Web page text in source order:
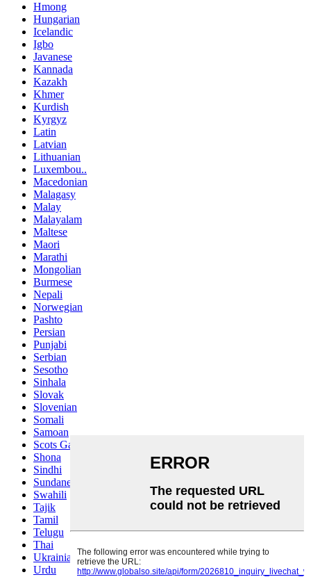
Hmong
Hungarian
Icelandic
Igbo
Javanese
Kannada
Kazakh
Khmer
Kurdish
Kyrgyz
Latin
Latvian
Lithuanian
Luxembou..
Macedonian
Malagasy
Malay
Malayalam
Maltese
Maori
Marathi
Mongolian
Burmese
Nepali
Norwegian
Pashto
Persian
Punjabi
Serbian
Sesotho
Sinhala
Slovak
Slovenian
Somali
Samoan
Scots Gaelic
Shona
Sindhi
Sundanese
Swahili
Tajik
Tamil
Telugu
Thai
Ukrainian
Urdu